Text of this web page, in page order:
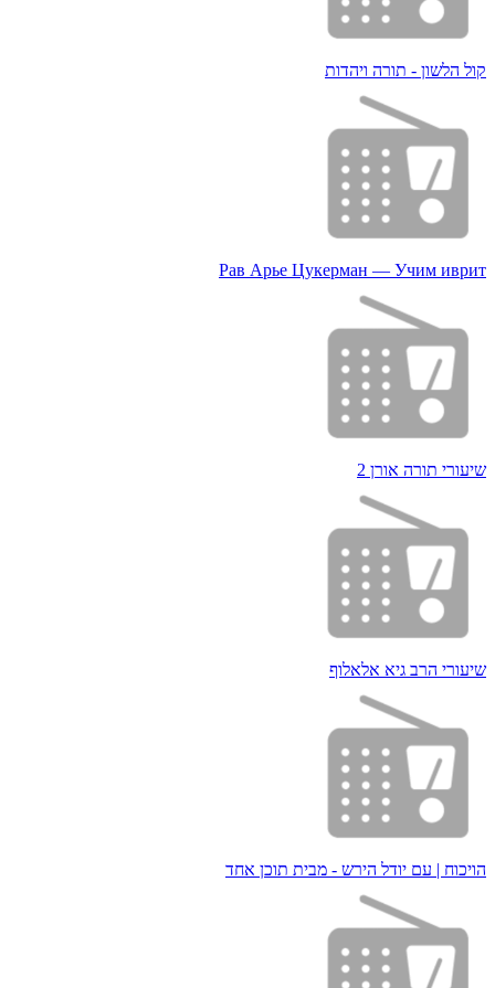
קול הלשון - תורה ויהדות
Рав Арье Цукерман — Учим иврит
שיעורי תורה אורן 2
שיעורי הרב גיא אלאלוף
הויכוח | עם יודל הירש - מבית תוכן אחד